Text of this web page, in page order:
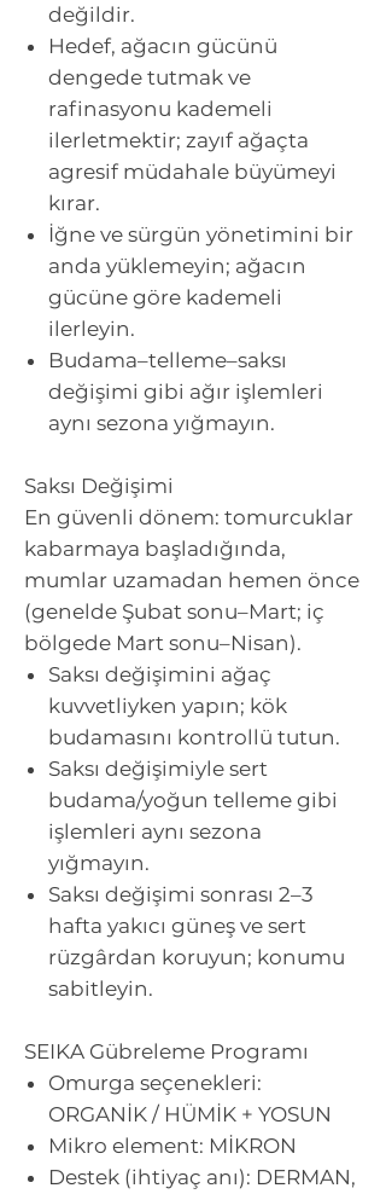
değildir.
Hedef, ağacın gücünü
dengede tutmak ve
rafinasyonu kademeli
ilerletmektir; zayıf ağaçta
agresif müdahale büyümeyi
kırar.
İğne ve sürgün yönetimini bir
anda yüklemeyin; ağacın
gücüne göre kademeli
ilerleyin.
Budama–telleme–saksı
değişimi gibi ağır işlemleri
aynı sezona yığmayın.
Saksı Değişimi
En güvenli dönem: tomurcuklar
kabarmaya başladığında,
mumlar uzamadan hemen önce
(genelde Şubat sonu–Mart; iç
bölgede Mart sonu–Nisan).
Saksı değişimini ağaç
kuvvetliyken yapın; kök
budamasını kontrollü tutun.
Saksı değişimiyle sert
budama/yoğun telleme gibi
işlemleri aynı sezona
yığmayın.
Saksı değişimi sonrası 2–3
hafta yakıcı güneş ve sert
rüzgârdan koruyun; konumu
sabitleyin.
SEIKA Gübreleme Programı
Omurga seçenekleri:
ORGANİK / HÜMİK + YOSUN
Mikro element: MİKRON
Destek (ihtiyaç anı): DERMAN,